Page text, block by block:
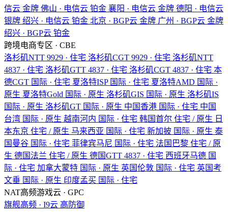
信云 金牌 佛山 · 电信云 铂金 襄阳 · 电信云 金牌 德阳 · 电信云
银牌 绍兴 · 电信云 铂金 北京 · BGP云 金牌 广州 · BGP云 金牌
绍兴 · BGP云 铂金
跨境电商专区 · CBE
洛杉矶NTT 9929 · 住宅 洛杉矶CGT 9929 · 住宅 洛杉矶NTT
4837 · 住宅 洛杉矶GTT 4837 · 住宅 洛杉矶CGT 4837 · 住宅 本
德CGT 国际 · 住宅 夏洛特ISP 国际 · 住宅 夏洛特AMD 国际 ·
原生 夏洛特Gold 国际 · 原生 洛杉矶GIS 国际 · 原生 洛杉矶IS
国际 · 原生 洛杉矶GT 国际 · 原生 中国香港 国际 · 住宅 中国
台湾 国际 · 原生 越南河内 国际 · 住宅 韩国首尔 住宅 / 原生 日
本东京 住宅 / 原生 马来西亚 国际 · 住宅 新加披 国际 · 原生 泰
国曼谷 国际 · 住宅 菲律宾马尼 国际 · 住宅 法国巴黎 住宅 / 原
生 德国法兰 住宅 / 原生 德国GTT 4837 · 住宅 西班牙马德 国
际 · 住宅 加拿大蒙特 国际 · 原生 英国伦敦 国际 · 住宅 英国考
文垂 国际 · 原生 印度孟买 国际 · 住宅
NAT高频游戏云 · GPC
旗舰高频 · I9云 高防御